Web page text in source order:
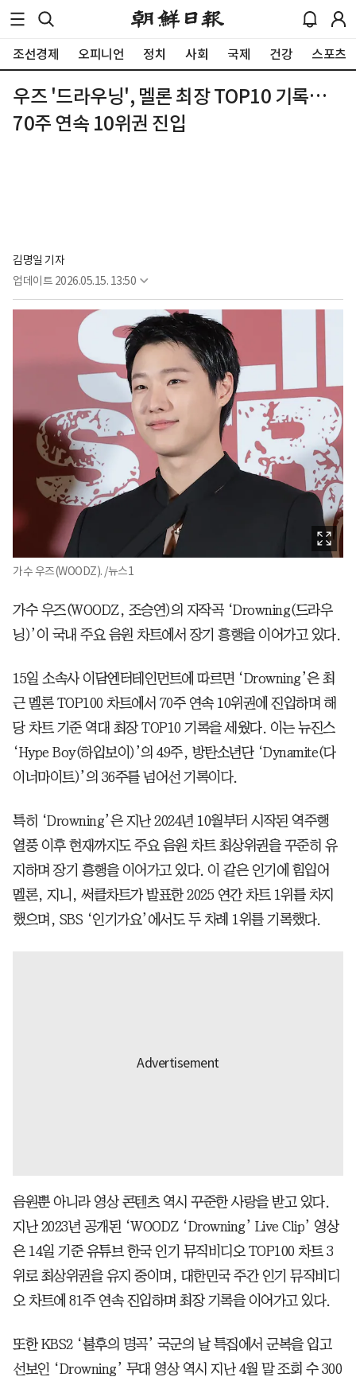
조선경제 오피니언 정치 사회 국제 건강 스포츠
우즈 '드라우닝', 멜론 최장 TOP10 기록…
70주 연속 10위권 진입
김명일 기자
업데이트 2026.05.15. 13:50
가수 우즈(WOODZ). /뉴스1
가수 우즈(WOODZ, 조승연)의 자작곡 ‘Drowning(드라우
닝)’이 국내 주요 음원 차트에서 장기 흥행을 이어가고 있다.
15일 소속사 이담엔터테인먼트에 따르면 ‘Drowning’은 최
근 멜론 TOP100 차트에서 70주 연속 10위권에 진입하며 해
당 차트 기준 역대 최장 TOP10 기록을 세웠다. 이는 뉴진스
‘Hype Boy(하입보이)’의 49주, 방탄소년단 ‘Dynamite(다
이너마이트)’의 36주를 넘어선 기록이다.
특히 ‘Drowning’은 지난 2024년 10월부터 시작된 역주행
열풍 이후 현재까지도 주요 음원 차트 최상위권을 꾸준히 유
지하며 장기 흥행을 이어가고 있다. 이 같은 인기에 힘입어
멜론, 지니, 써클차트가 발표한 2025 연간 차트 1위를 차지
했으며, SBS ‘인기가요’에서도 두 차례 1위를 기록했다.
음원뿐 아니라 영상 콘텐츠 역시 꾸준한 사랑을 받고 있다.
지난 2023년 공개된 ‘WOODZ ‘Drowning’ Live Clip’ 영상
은 14일 기준 유튜브 한국 인기 뮤직비디오 TOP100 차트 3
위로 최상위권을 유지 중이며, 대한민국 주간 인기 뮤직비디
오 차트에 81주 연속 진입하며 최장 기록을 이어가고 있다.
또한 KBS2 ‘불후의 명곡’ 국군의 날 특집에서 군복을 입고
선보인 ‘Drowning’ 무대 영상 역시 지난 4월 말 조회 수 300